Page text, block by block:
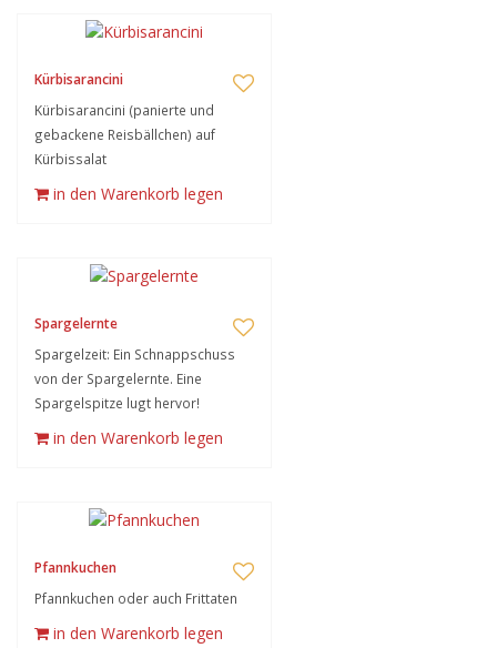
Kürbisarancini
Kürbisarancini (panierte und
gebackene Reisbällchen) auf
Kürbissalat
in den Warenkorb legen
Spargelernte
Spargelzeit: Ein Schnappschuss
von der Spargelernte. Eine
Spargelspitze lugt hervor!
in den Warenkorb legen
Pfannkuchen
Pfannkuchen oder auch Frittaten
in den Warenkorb legen